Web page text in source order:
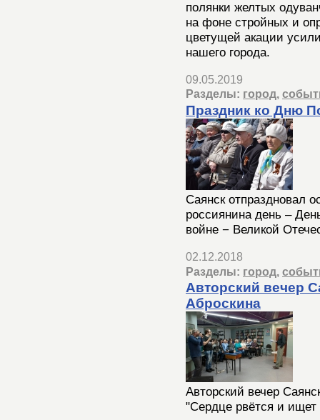
полянки желтых
на фоне стройных и
цветущей акации
нашего города.
09.05.2019
Разделы: город,
Праздник ко Дню
Саянск отпраздновал
россиянина день –
войне − Великой
02.12.2018
Разделы: город,
Авторский вечер
Аброскина
Авторский вечер
"Сердце рвётся и ищет